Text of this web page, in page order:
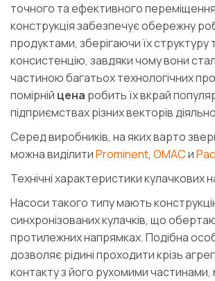
точного та ефективного переміщення
конструкція забезпечує обережну
продуктами, зберігаючи їх структуру
консистенцію, завдяки чому вони
частиною багатьох технологічних
помірній цена робить їх вкрай
підприємствах різних векторів
Серед виробників, на яких варто
можна виділитиProminent, OMACи
Технічні характеристики кулачкових
Насоси такого типу мають
синхронізованих кулачків, що
протилежних напрямках. Подібна
дозволяє рідині проходити крізь
контакту з його рухомими частинами,